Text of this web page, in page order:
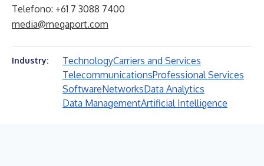
Telefono: +61 7 3088 7400
media@megaport.com
Industry: TechnologyCarriers and Services
TelecommunicationsProfessional Services
SoftwareNetworksData Analytics
Data ManagementArtificial Intelligence